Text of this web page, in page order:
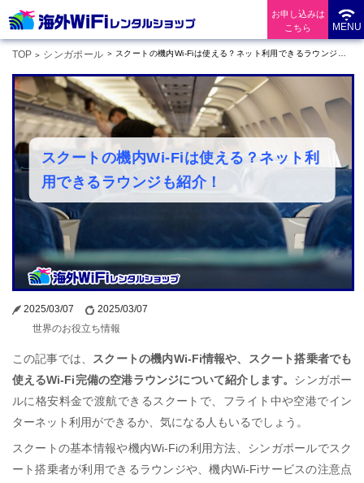
お申し込みは
こちら
MENU
TOP シンガポール スクートの機内Wi-Fiは使える？ネット利用できるラウンジも紹介！
スクートの機内Wi-Fiは使える？ネット利
用できるラウンジも紹介！
2025/03/07
2025/03/07
世界のお役立ち情報
この記事では、 スクートの機内Wi-Fi情報や、スクート搭乗者でも
使えるWi-Fi完備の空港ラウンジについて紹介します。 シンガポー
ルに格安料金で渡航できるスクートで、フライト中や空港でイン
ターネット利用ができるか、気になる人もいるでしょう。
スクートの基本情報や機内Wi-Fiの利用方法、シンガポールでスク
ート搭乗者が利用できるラウンジや、機内Wi-Fiサービスの注意点